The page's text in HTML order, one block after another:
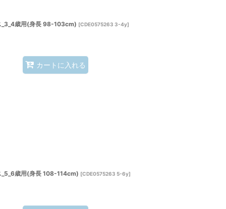
_3_4歳用(身長 98-103cm) [CDE0575263 3-4y]
カートに入れる
_5_6歳用(身長 108-114cm) [CDE0575263 5-6y]